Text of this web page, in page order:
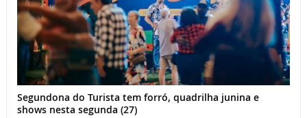
Segundona do Turista tem forró, quadrilha junina e
shows nesta segunda (27)